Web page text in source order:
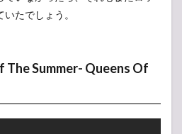
たでしょう。
The Summer- Queens Of